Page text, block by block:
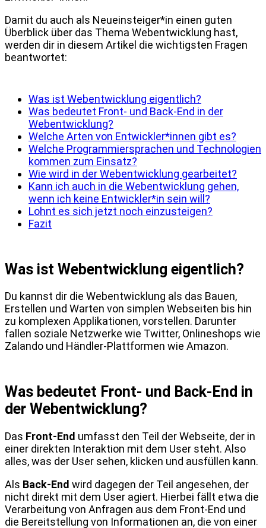
Damit du auch als Neueinsteiger*in einen guten
Überblick über das Thema Webentwicklung hast,
werden dir in diesem Artikel die wichtigsten Fragen
beantwortet:
Was ist Webentwicklung eigentlich?
Was bedeutet Front- und Back-End in der
Webentwicklung?
Welche Arten von Entwickler*innen gibt es?
Welche Programmiersprachen und Technologien
kommen zum Einsatz?
Wie wird in der Webentwicklung gearbeitet?
Kann ich auch in die Webentwicklung gehen,
wenn ich keine Entwickler*in sein will?
Lohnt es sich jetzt noch einzusteigen?
Fazit
Was ist Webentwicklung eigentlich?
Du kannst dir die Webentwicklung als das Bauen,
Erstellen und Warten von simplen Webseiten bis hin
zu komplexen Applikationen, vorstellen. Darunter
fallen soziale Netzwerke wie Twitter, Onlineshops wie
Zalando und Händler-Plattformen wie Amazon.
Was bedeutet Front- und Back-End in
der Webentwicklung?
Das Front-End umfasst den Teil der Webseite, der in
einer direkten Interaktion mit dem User steht. Also
alles, was der User sehen, klicken und ausfüllen kann.
Als Back-End wird dagegen der Teil angesehen, der
nicht direkt mit dem User agiert. Hierbei fällt etwa die
Verarbeitung von Anfragen aus dem Front-End und
die Bereitstellung von Informationen an, die von einer